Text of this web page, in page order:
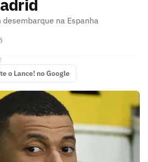
na Espanha
o Lance! no Google